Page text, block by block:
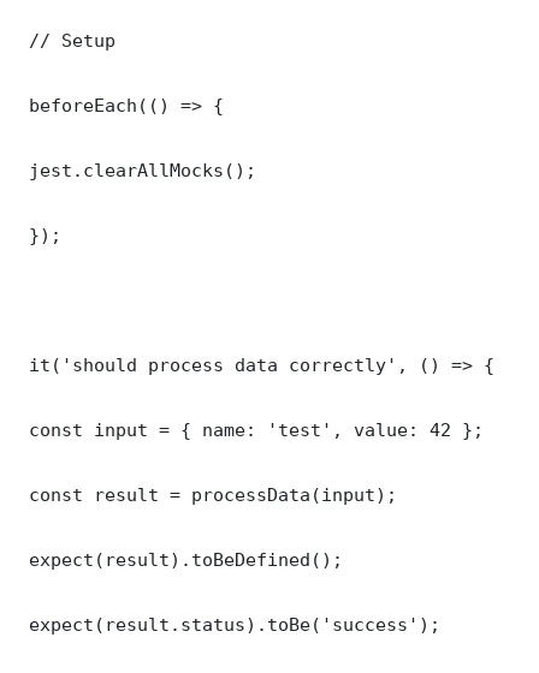
// Setup
beforeEach(() => {
jest.clearAllMocks();
});
it('should process data correctly', () => {
const input = { name: 'test', value: 42 };
const result = processData(input);
expect(result).toBeDefined();
expect(result.status).toBe('success');